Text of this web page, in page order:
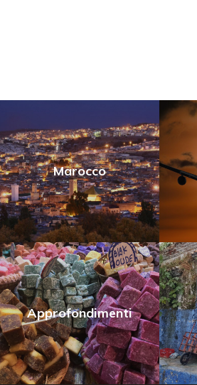
Marocco
Approfondimenti